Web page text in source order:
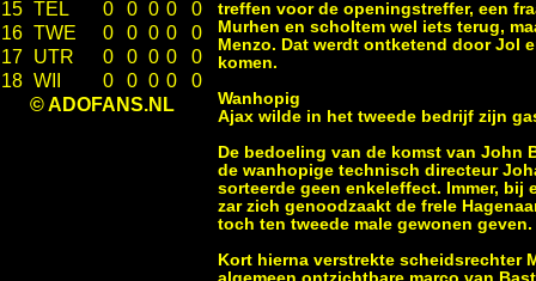
15 TEL 0 0 0 0
0
16 TWE 0 0 0 0
0
17 UTR 0 0 0 0
0
18 WII 0 0 0 0
0
© ADOFANS.NL
treffen voor de openingstreffer, een
Murhen en scholtem wel iets terug,
Menzo. Dat werdt ontketend door Jol
komen.
Wanhopig
Ajax wilde in het tweede bedrijf zijn
De bedoeling van de komst van John
de wanhopige technisch directeur
sorteerde geen enkeleffect. Immer, bij
zar zich genoodzaakt de frele
toch ten tweede male gewonen geven.
Kort hierna verstrekte scheidsrechter